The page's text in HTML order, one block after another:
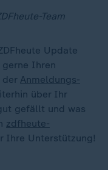
Team
Update
gerne Ihren
der Anmeldungs-
über Ihr
gefällt und was
zdfheute-
Ihre Unterstützung!